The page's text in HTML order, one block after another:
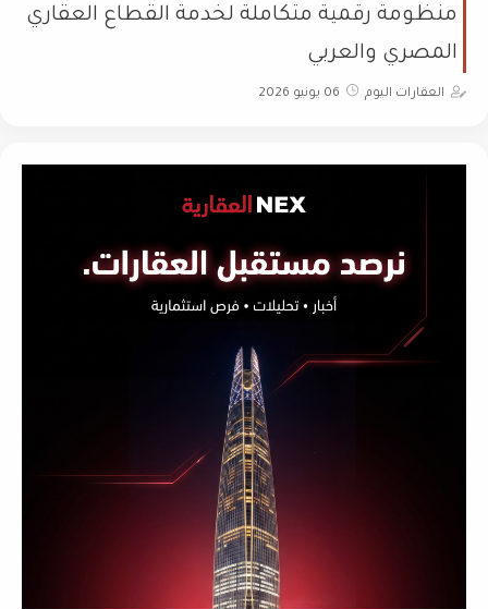
منظومة رقمية متكاملة لخدمة القطاع العقاري
المصري والعربي
العقارات اليوم 06 يونيو 2026